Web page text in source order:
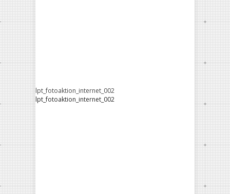
lpt_fotoaktion_internet_002
lpt_fotoaktion_internet_002